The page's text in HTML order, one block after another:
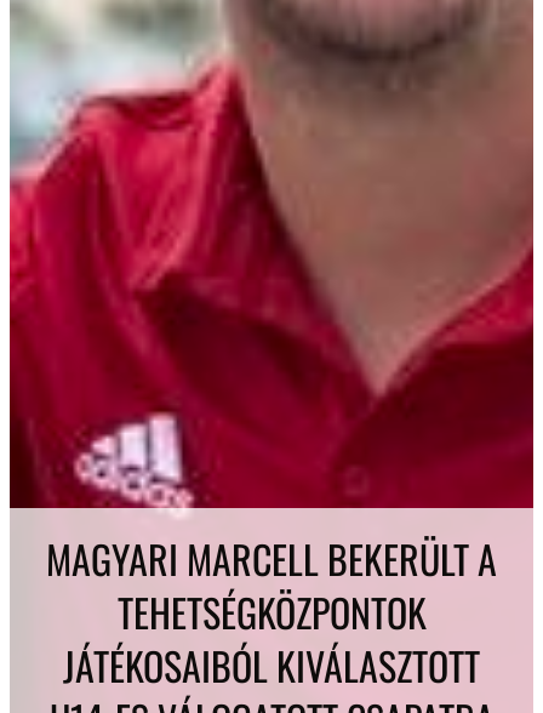
MAGYARI MARCELL BEKERÜLT A
TEHETSÉGKÖZPONTOK
JÁTÉKOSAIBÓL KIVÁLASZTOTT